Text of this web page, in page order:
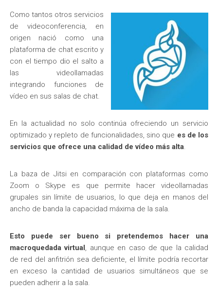
Como tantos otros servicios
de videoconferencia, en
origen nació como una
plataforma de chat escrito y
con el tiempo dio el salto a
las videollamadas
integrando funciones de
vídeo en sus salas de chat.
En la actualidad no solo continúa ofreciendo un servicio
optimizado y repleto de funcionalidades, sino que es de los
servicios que ofrece una calidad de vídeo más alta.
La baza de Jitsi en comparación con plataformas como
Zoom o Skype es que permite hacer videollamadas
grupales sin límite de usuarios, lo que deja en manos del
ancho de banda la capacidad máxima de la sala.
Esto puede ser bueno si pretendemos hacer una
macroquedada virtual , aunque en caso de que la calidad
de red del anfitrión sea deficiente, el límite podría recortar
en exceso la cantidad de usuarios simultáneos que se
pueden adherir a la sala.